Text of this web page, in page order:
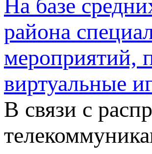
На базе
района
мероприятий,
виртуальные
В связи с